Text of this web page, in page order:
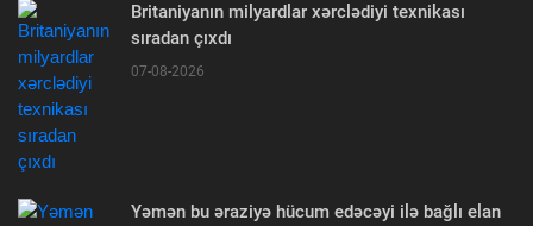
Britaniyanın milyardlar xərclədiyi texnikası
sıradan çıxdı
07-08-2026
Yəmən bu əraziyə hücum edəcəyi ilə bağlı elan